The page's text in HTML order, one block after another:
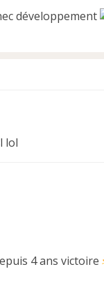
développement
lol
4 ans victoire